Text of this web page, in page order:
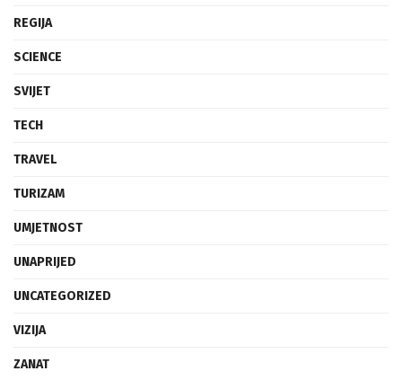
REGIJA
SCIENCE
SVIJET
TECH
TRAVEL
TURIZAM
UMJETNOST
UNAPRIJED
UNCATEGORIZED
VIZIJA
ZANAT